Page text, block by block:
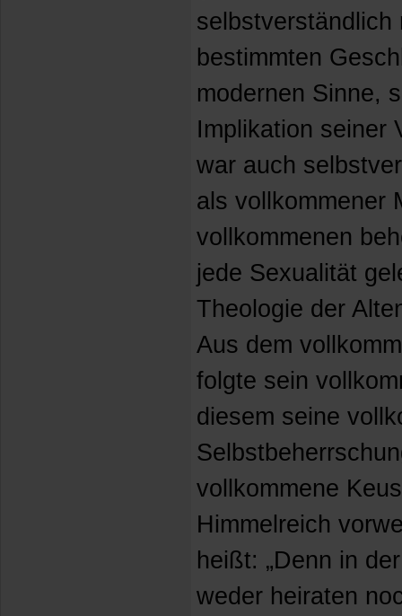
selbstverständlich
bestimmten
modernen Sinne,
Implikation seiner
war auch
als vollkommener
vollkommenen
jede Sexualität
Theologie der
Aus dem
folgte sein
diesem seine
vollkommene
Himmelreich
heißt: „Denn in
weder heiraten